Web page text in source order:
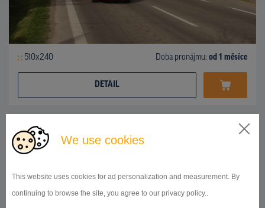
We use cookies
This website uses cookies for ad personalization and measurement. By
continuing to browse the site, you agree to our privacy policy..
510x240 Doba pronájmu: od 1 měsíce
DETAIL
BILLBOARD
š.c.I/18-sm. Humenné, Strážske